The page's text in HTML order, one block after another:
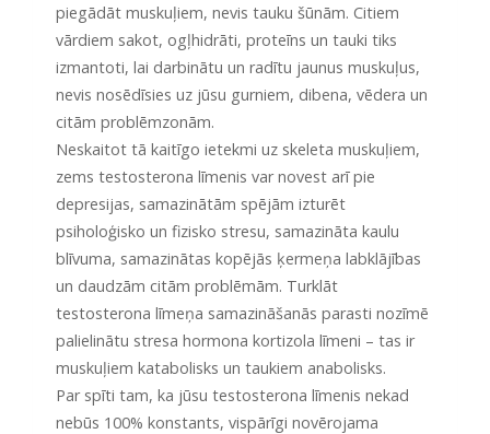
piegādāt muskuļiem, nevis tauku šūnām. Citiem
vārdiem sakot, ogļhidrāti, proteīns un tauki tiks
izmantoti, lai darbinātu un radītu jaunus muskuļus,
nevis nosēdīsies uz jūsu gurniem, dibena, vēdera un
citām problēmzonām.
Neskaitot tā kaitīgo ietekmi uz skeleta muskuļiem,
zems testosterona līmenis var novest arī pie
depresijas, samazinātām spējām izturēt
psiholoģisko un fizisko stresu, samazināta kaulu
blīvuma, samazinātas kopējās ķermeņa labklājības
un daudzām citām problēmām. Turklāt
testosterona līmeņa samazināšanās parasti nozīmē
palielinātu stresa hormona kortizola līmeni – tas ir
muskuļiem katabolisks un taukiem anabolisks.
Par spīti tam, ka jūsu testosterona līmenis nekad
nebūs 100% konstants, vispārīgi novērojama